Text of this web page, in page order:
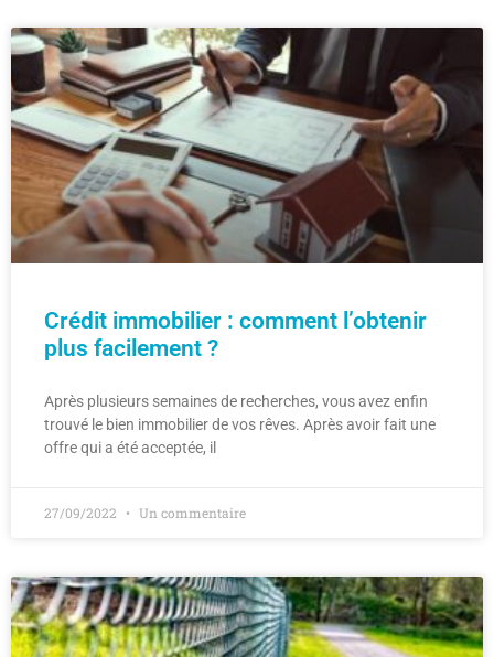
Crédit immobilier : comment l’obtenir
plus facilement ?
Après plusieurs semaines de recherches, vous avez enfin
trouvé le bien immobilier de vos rêves. Après avoir fait une
offre qui a été acceptée, il
27/09/2022 Un commentaire